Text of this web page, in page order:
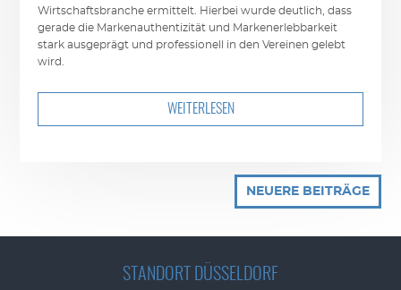
Wirtschaftsbranche ermittelt. Hierbei wurde deutlich, dass
gerade die Markenauthentizität und Markenerlebbarkeit
stark ausgeprägt und professionell in den Vereinen gelebt
wird.
WEITERLESEN
NEUERE BEITRÄGE
STANDORT DÜSSELDORF